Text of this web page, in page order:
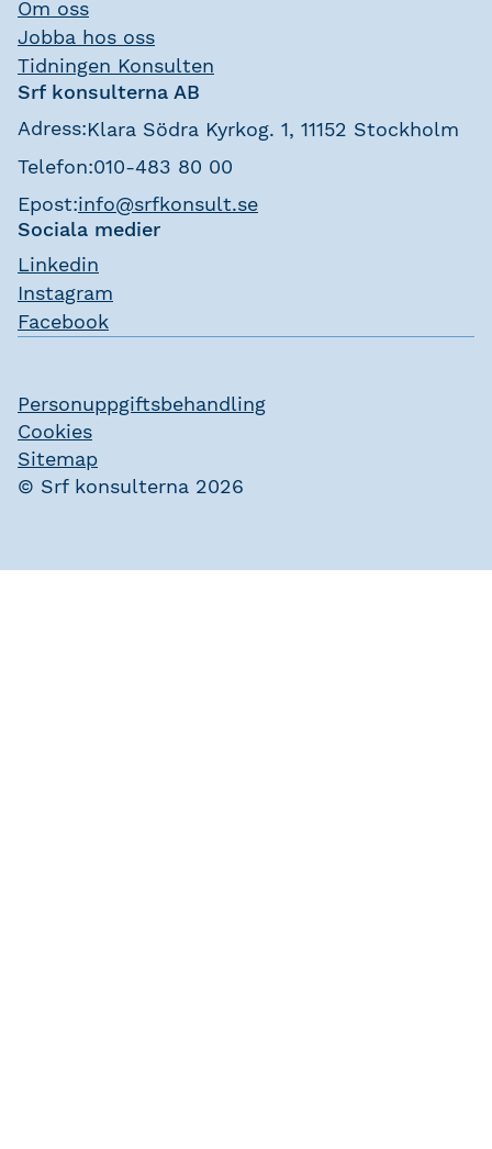
Om oss
Jobba hos oss
Tidningen Konsulten
Srf konsulterna AB
Adress:Klara Södra Kyrkog. 1, 11152 Stockholm
Telefon:010-483 80 00
Epost:info@srfkonsult.se
Sociala medier
Linkedin
Instagram
Facebook
Personuppgiftsbehandling
Cookies
Sitemap
© Srf konsulterna 2026